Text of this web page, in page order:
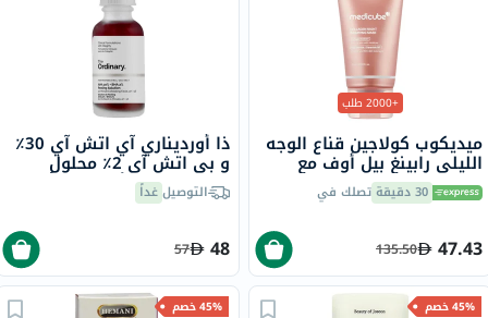
+2000 طلب
ميديكوب كولاجين قناع الوجه
الليلي رابينغ بيل أوف مع
النياسيناميد والسيراميد 75
مل 30 دقيقة تصلك في
47.43
135.50
ذا أورديناري آي اتش آي 30٪
و بي اتش آي 2٪ محلول
ملالتوصيلغداً
48
57
45% خصم 45% خصم